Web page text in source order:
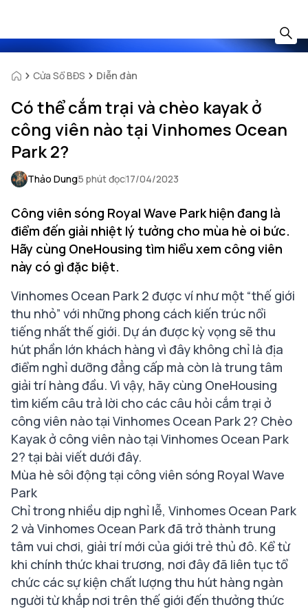
Cửa Sổ BĐS Diễn đàn
Có thể cắm trại và chèo kayak ở
công viên nào tại Vinhomes Ocean
Park 2?
Thảo Dung5 phút đọc17/04/2023
Công viên sóng Royal Wave Park hiện đang là
điểm đến giải nhiệt lý tưởng cho mùa hè oi bức.
Hãy cùng OneHousing tìm hiểu xem công viên
này có gì đặc biệt.
Vinhomes Ocean Park 2 được ví như một “thế giới
thu nhỏ” với những phong cách kiến ​​trúc nổi
tiếng nhất thế giới. Dự án được kỳ vọng sẽ thu
hút phần lớn khách hàng vì đây không chỉ là địa
điểm nghỉ dưỡng đẳng cấp mà còn là trung tâm
giải trí hàng đầu. Vì vậy, hãy cùng OneHousing
tìm kiếm câu trả lời cho các câu hỏi cắm trại ở
công viên nào tại Vinhomes Ocean Park 2? Chèo
Kayak ở công viên nào tại Vinhomes Ocean Park
2? tại bài viết dưới đây.
Mùa hè sôi động tại công viên sóng Royal Wave
Park
Chỉ trong nhiều dịp nghỉ lễ, Vinhomes Ocean Park
2 và Vinhomes Ocean Park đã trở thành trung
tâm vui chơi, giải trí mới của giới trẻ thủ đô. Kể từ
khi chính thức khai trương, nơi đây đã liên tục tổ
chức các sự kiện chất lượng thu hút hàng ngàn
người từ khắp nơi trên thế giới đến thưởng thức